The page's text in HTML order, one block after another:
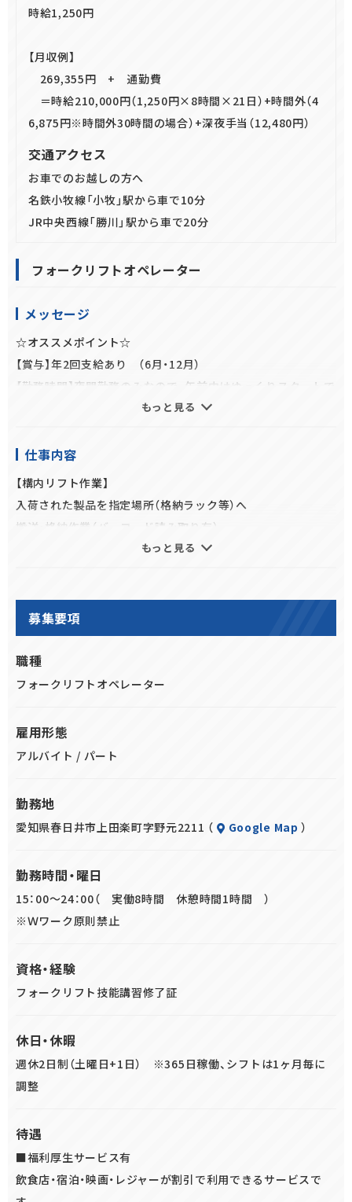
時給1,250円
【月収例】
269,355円 + 通勤費
＝時給210,000円（1,250円×8時間×21日）+時間外（4
6,875円※時間外30時間の場合）+深夜手当（12,480円）
交通アクセス
お車でのお越しの方へ
名鉄小牧線「小牧」駅から車で10分
JR中央西線「勝川」駅から車で20分
フォークリフトオペレーター
メッセージ
☆オススメポイント☆
【賞与】年2回支給あり （6月・12月）
【勤務時間】夜間勤務のみなので、午前中はゆっくりスタートで
【職場環境】作業エリア空調完備 休憩室WIFI完備
【プライベート充実！】週休二日制、年間休日120日、有給休暇も
しっかりとれます(規定有)
【正社員転換】スキルアップして正社員も望めます
★午後からの仕事で午前中を有効活用したい！
もっと見る
仕事内容
【構内リフト作業】
入荷された製品を指定場所（格納ラック等）へ
搬送・格納作業（バーコード読み取り有）
主にパレット荷役で製品は飲料（缶・瓶）
・入荷された荷物（パレット）をバーコード読み取り
指示された棚へリフトにて搬送、格納。（リーチリフト使用）
もっと見る
募集要項
職種
フォークリフトオペレーター
雇用形態
アルバイト / パート
勤務地
愛知県春日井市上田楽町字野元2211 （ Google Map ）
勤務時間・曜日
15：00～24：00（ 実働8時間 休憩時間1時間 ）
※Ｗワーク原則禁止
資格・経験
フォークリフト技能講習修了証
休日・休暇
週休2日制（土曜日+1日） ※365日稼働、シフトは1ヶ月毎に
調整
待遇
■福利厚生サービス有
飲食店・宿泊・映画・レジャーが割引で利用できるサービスで